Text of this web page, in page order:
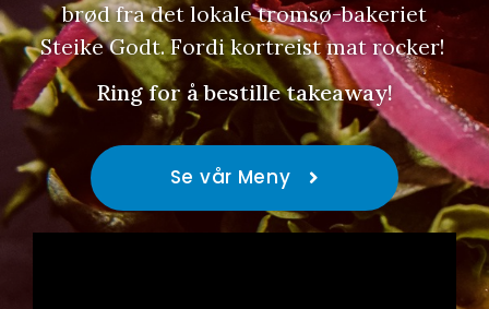
brød fra det lokale tromsø-bakeriet
Steike Godt. Fordi kortreist mat rocker!
Ring for å bestille takeaway!
Se vår Meny